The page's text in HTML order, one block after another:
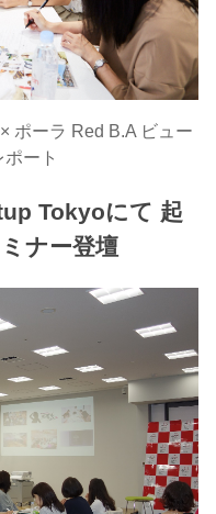
ポーラ Red B.A ビュー
ート
Tokyoにて 起
ナー登壇